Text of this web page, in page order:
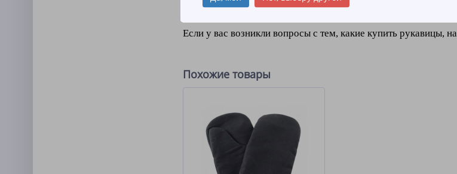
выпускаемой продукции!
Если у вас возникли вопросы с тем, какие купить рукавицы,
Похожие товары